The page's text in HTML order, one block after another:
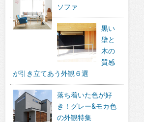
ソファ
黒い
壁と
木の
質感
が引き立てあう外観６選
落ち着いた色が好
き！グレー&モカ色
の外観特集